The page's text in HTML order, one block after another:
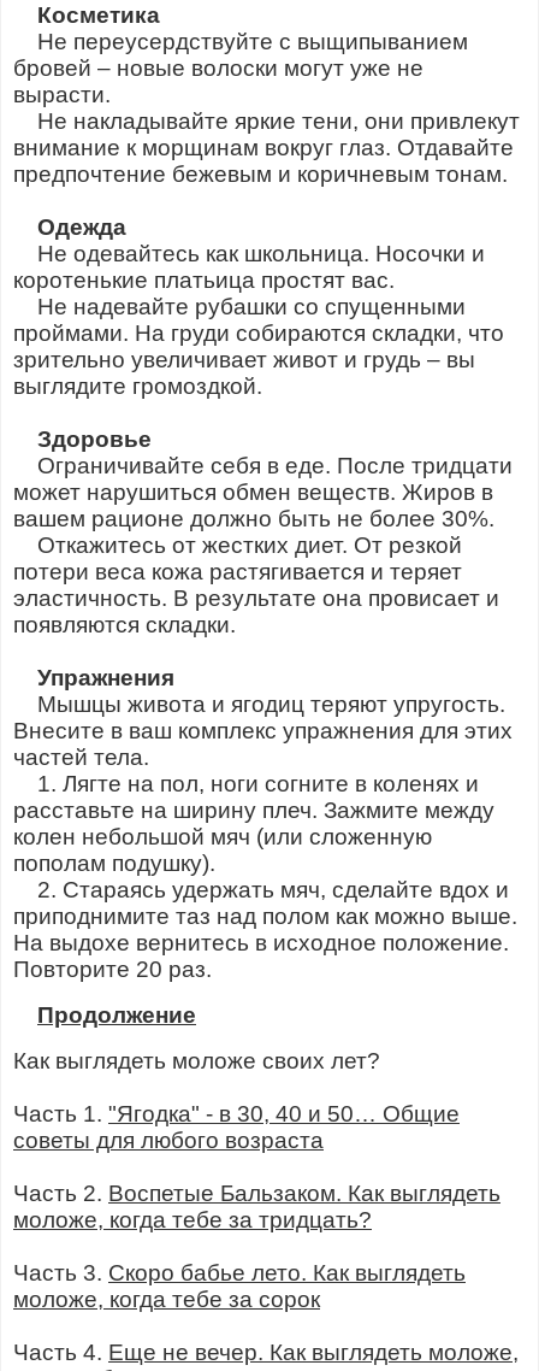
Косметика
Не переусердствуйте с выщипыванием
бровей – новые волоски могут уже не
вырасти.
Не накладывайте яркие тени, они привлекут
внимание к морщинам вокруг глаз. Отдавайте
предпочтение бежевым и коричневым тонам.
Одежда
Не одевайтесь как школьница. Носочки и
коротенькие платьица простят вас.
Не надевайте рубашки со спущенными
проймами. На груди собираются складки, что
зрительно увеличивает живот и грудь – вы
выглядите громоздкой.
Здоровье
Ограничивайте себя в еде. После тридцати
может нарушиться обмен веществ. Жиров в
вашем рационе должно быть не более 30%.
Откажитесь от жестких диет. От резкой
потери веса кожа растягивается и теряет
эластичность. В результате она провисает и
появляются складки.
Упражнения
Мышцы живота и ягодиц теряют упругость.
Внесите в ваш комплекс упражнения для этих
частей тела.
1. Лягте на пол, ноги согните в коленях и
расставьте на ширину плеч. Зажмите между
колен небольшой мяч (или сложенную
пополам подушку).
2. Стараясь удержать мяч, сделайте вдох и
приподнимите таз над полом как можно выше.
На выдохе вернитесь в исходное положение.
Повторите 20 раз.
Продолжение
Как выглядеть моложе своих лет?
Часть 1. "Ягодка" - в 30, 40 и 50… Общие
советы для любого возраста
Часть 2. Воспетые Бальзаком. Как выглядеть
моложе, когда тебе за тридцать?
Часть 3. Скоро бабье лето. Как выглядеть
моложе, когда тебе за сорок
Часть 4. Еще не вечер. Как выглядеть моложе,